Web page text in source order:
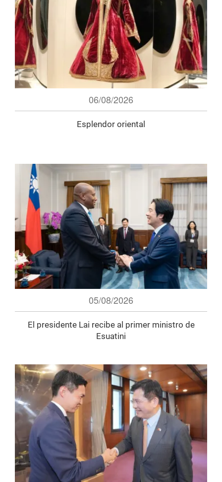
06/08/2026
Esplendor oriental
05/08/2026
El presidente Lai recibe al primer ministro de
Esuatini